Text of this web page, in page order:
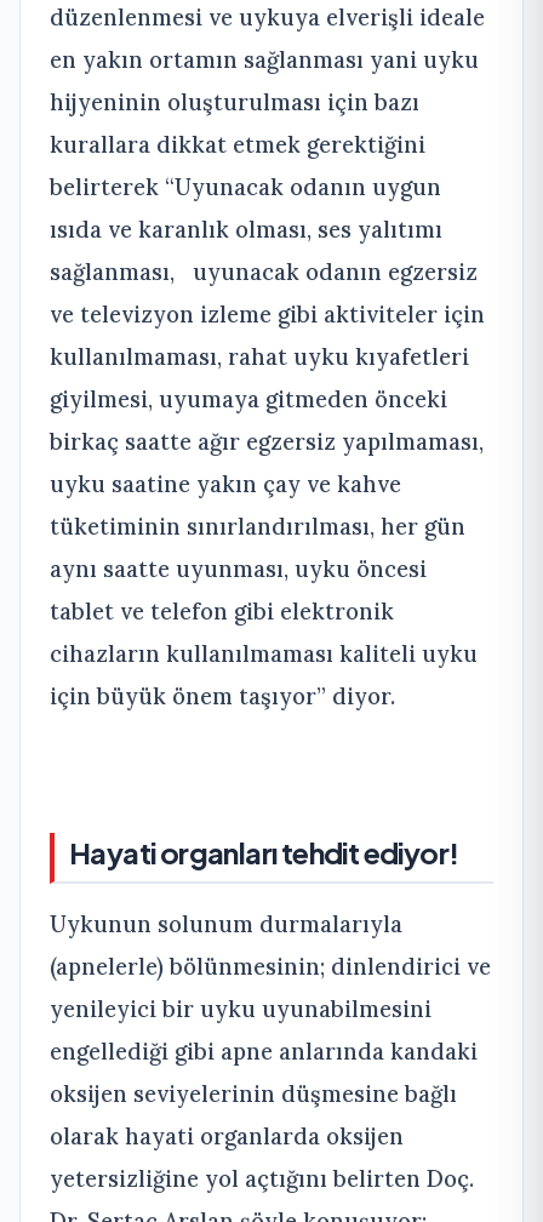
düzenlenmesi ve uykuya elverişli ideale
en yakın ortamın sağlanması yani uyku
hijyeninin oluşturulması için bazı
kurallara dikkat etmek gerektiğini
belirterek “Uyunacak odanın uygun
ısıda ve karanlık olması, ses yalıtımı
sağlanması, uyunacak odanın egzersiz
ve televizyon izleme gibi aktiviteler için
kullanılmaması, rahat uyku kıyafetleri
giyilmesi, uyumaya gitmeden önceki
birkaç saatte ağır egzersiz yapılmaması,
uyku saatine yakın çay ve kahve
tüketiminin sınırlandırılması, her gün
aynı saatte uyunması, uyku öncesi
tablet ve telefon gibi elektronik
cihazların kullanılmaması kaliteli uyku
için büyük önem taşıyor” diyor.
Hayati organları tehdit ediyor!
Uykunun solunum durmalarıyla
(apnelerle) bölünmesinin; dinlendirici ve
yenileyici bir uyku uyunabilmesini
engellediği gibi apne anlarında kandaki
oksijen seviyelerinin düşmesine bağlı
olarak hayati organlarda oksijen
yetersizliğine yol açtığını belirten Doç.